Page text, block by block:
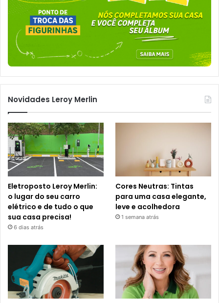
Novidades Leroy Merlin
Eletroposto Leroy Merlin:
o lugar do seu carro
elétrico e de tudo o que
sua casa precisa!
6 dias atrás
Cores Neutras: Tintas
para uma casa elegante,
leve e acolhedora
1 semana atrás